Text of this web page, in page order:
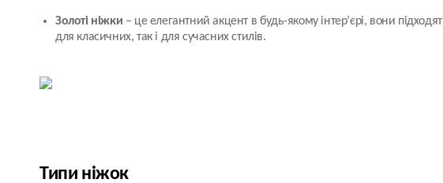
Золоті ніжки – це елегантний акцент в будь-якому інтер’єрі, вони
для класичних, так і для сучасних стилів.
Типи ніжок